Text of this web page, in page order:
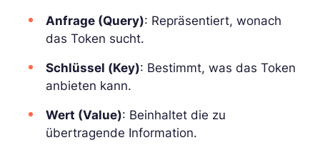
Anfrage (Query): Repräsentiert, wonach
das Token sucht.
Schlüssel (Key): Bestimmt, was das Token
anbieten kann.
Wert (Value): Beinhaltet die zu
übertragende Information.